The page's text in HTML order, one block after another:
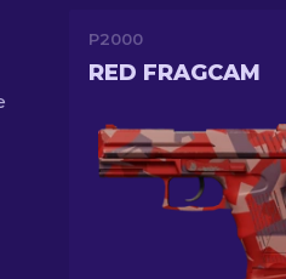
P2000
RED FRAGCAM